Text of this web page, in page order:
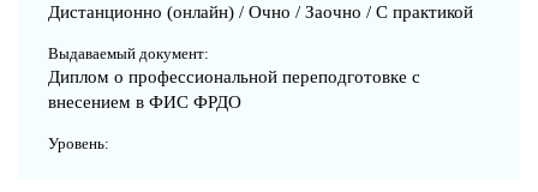
Дистанционно (онлайн) / Очно / Заочно / С практикой
Выдаваемый документ:
Диплом о профессиональной переподготовке с
внесением в ФИС ФРДО
Уровень: